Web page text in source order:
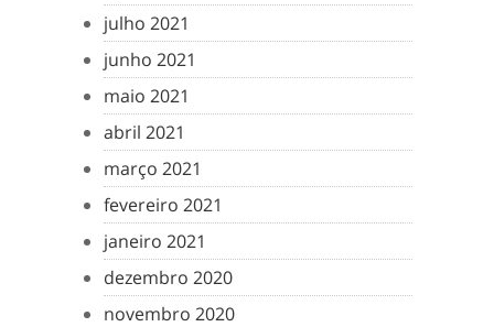
julho 2021
junho 2021
maio 2021
abril 2021
março 2021
fevereiro 2021
janeiro 2021
dezembro 2020
novembro 2020